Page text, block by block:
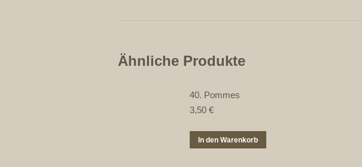
Ähnliche Produkte
40. Pommes
3,50 €
In den Warenkorb